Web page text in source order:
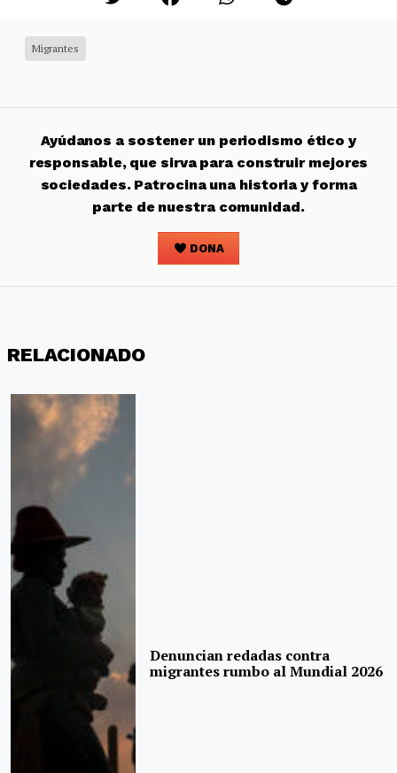
Migrantes
Ayúdanos a sostener un periodismo ético y
responsable, que sirva para construir mejores
sociedades. Patrocina una historia y forma
parte de nuestra comunidad.
DONA
RELACIONADO
Denuncian redadas contra
migrantes rumbo al Mundial 2026